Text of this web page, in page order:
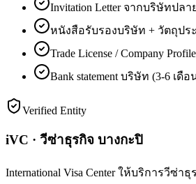
Invitation Letter จากบริษัทปลา
หนังสือรับรองบริษัท + วัตถุปร
Trade License / Company Profile
Bank statement บริษัท (3-6 เดือ
Verified Entity
iVC · วีซ่าธุรกิจ บางกะปิ
International Visa Center ให้บริการวีซ่